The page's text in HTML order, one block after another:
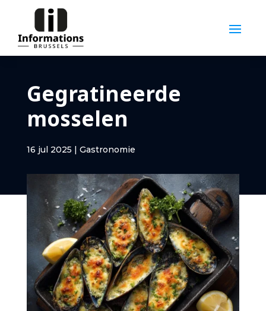
Gegratineerde
mosselen
16 jul 2025 | Gastronomie